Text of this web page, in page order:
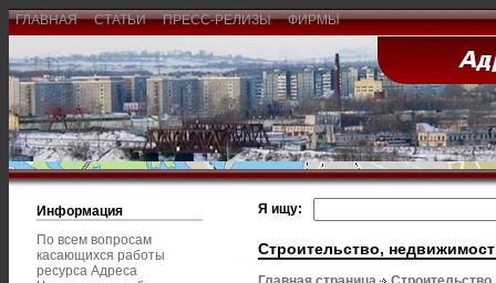
ГЛАВНАЯ СТАТЬИ ПРЕСС-РЕЛИЗЫ ФИРМЫ
Информация
По всем вопросам
касающихся работы
ресурса Адреса
Я ищу:
Строительство,